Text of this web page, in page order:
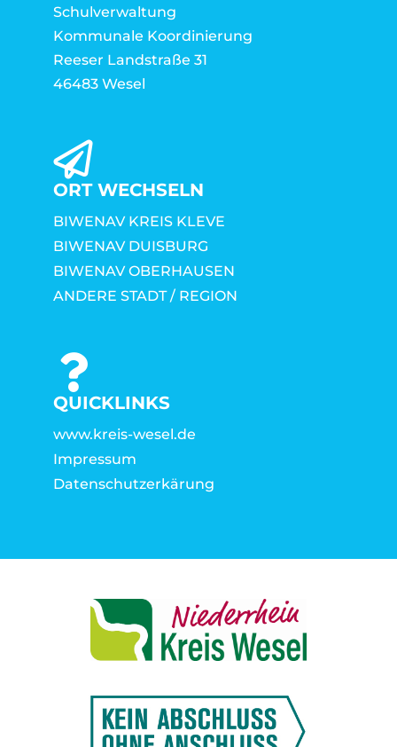
Schulverwaltung
Kommunale Koordinierung
Reeser Landstraße 31
46483 Wesel
ORT WECHSELN
BIWENAV KREIS KLEVE
BIWENAV DUISBURG
BIWENAV OBERHAUSEN
ANDERE STADT / REGION
QUICKLINKS
www.kreis-wesel.de
Impressum
Datenschutzerkärung